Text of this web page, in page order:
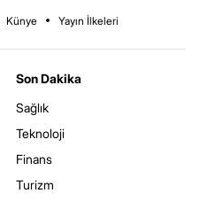
Künye Yayın İlkeleri
Son Dakika
Sağlık
Teknoloji
Finans
Turizm